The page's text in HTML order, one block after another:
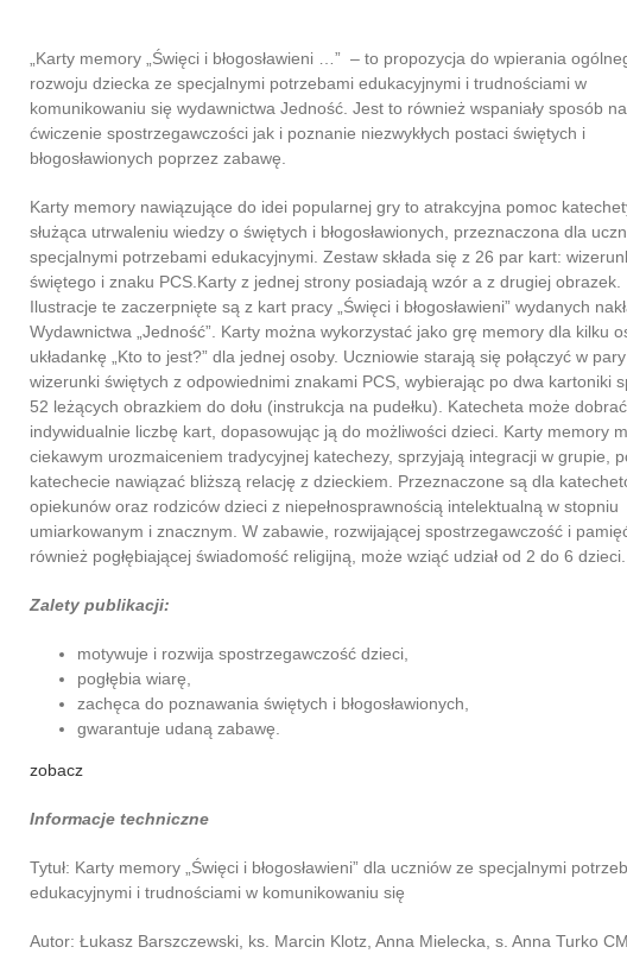
„Karty memory „Święci i błogosławieni …” – to propozycja do wpierania
rozwoju dziecka ze specjalnymi potrzebami edukacyjnymi i trudnościami w
komunikowaniu się wydawnictwa Jedność. Jest to również wspaniały sposób na
ćwiczenie spostrzegawczości jak i poznanie niezwykłych postaci świętych i
błogosławionych poprzez zabawę.
Karty memory nawiązujące do idei popularnej gry to atrakcyjna pomoc
służąca utrwaleniu wiedzy o świętych i błogosławionych, przeznaczona dla
specjalnymi potrzebami edukacyjnymi. Zestaw składa się z 26 par kart:
świętego i znaku PCS.Karty z jednej strony posiadają wzór a z drugiej obrazek.
Ilustracje te zaczerpnięte są z kart pracy „Święci i błogosławieni” wydanych
Wydawnictwa „Jedność”. Karty można wykorzystać jako grę memory dla kilku
układankę „Kto to jest?” dla jednej osoby. Uczniowie starają się połączyć w pary
wizerunki świętych z odpowiednimi znakami PCS, wybierając po dwa kartoniki
52 leżących obrazkiem do dołu (instrukcja na pudełku). Katecheta może dobrać
indywidualnie liczbę kart, dopasowując ją do możliwości dzieci. Karty memory
ciekawym urozmaiceniem tradycyjnej katechezy, sprzyjają integracji w grupie,
katechecie nawiązać bliższą relację z dzieckiem. Przeznaczone są dla
opiekunów oraz rodziców dzieci z niepełnosprawnością intelektualną w stopniu
umiarkowanym i znacznym. W zabawie, rozwijającej spostrzegawczość i
również pogłębiającej świadomość religijną, może wziąć udział od 2 do 6 dzieci.
Zalety publikacji:
motywuje i rozwija spostrzegawczość dzieci,
pogłębia wiarę,
zachęca do poznawania świętych i błogosławionych,
gwarantuje udaną zabawę.
zobacz
Informacje techniczne
Tytuł: Karty memory „Święci i błogosławieni” dla uczniów ze specjalnymi
edukacyjnymi i trudnościami w komunikowaniu się
Autor: Łukasz Barszczewski, ks. Marcin Klotz, Anna Mielecka, s. Anna Turko